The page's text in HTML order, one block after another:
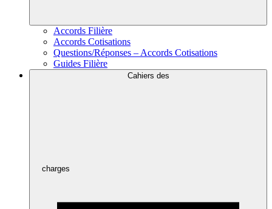
Accords Filière
Accords Cotisations
Questions/Réponses – Accords Cotisations
Guides Filière
Cahiers des
charges